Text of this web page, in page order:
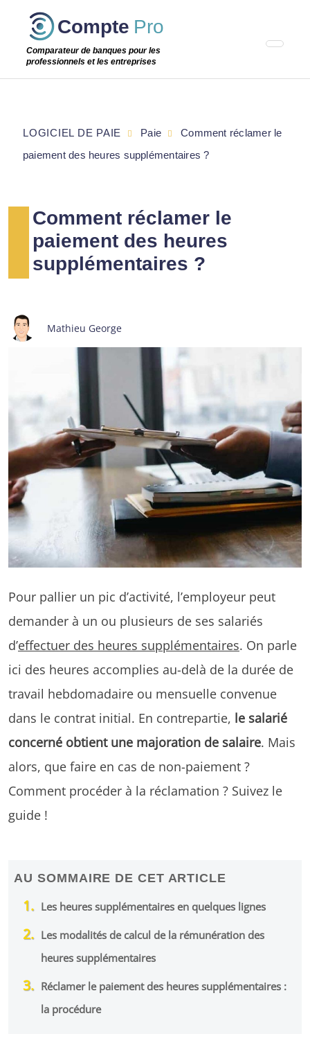
Passer
étape
Compte Pro
Comparateur de banques pour les
professionnels et les entreprises
Comment réclamer le
paiement des heures
supplémentaires ?
Mathieu George
Pour pallier un pic d’activité, l’employeur peut
demander à un ou plusieurs de ses salariés
d’effectuer des heures supplémentaires. On parle
ici des heures accomplies au-delà de la durée de
travail hebdomadaire ou mensuelle convenue
dans le contrat initial. En contrepartie, le salarié
concerné obtient une majoration de salaire. Mais
alors, que faire en cas de non-paiement ?
Comment procéder à la réclamation ? Suivez le
guide !
AU SOMMAIRE DE CET ARTICLE
Les heures supplémentaires en quelques lignes
Les modalités de calcul de la rémunération des
heures supplémentaires
Réclamer le paiement des heures supplémentaires :
la procédure
LOGICIEL DE PAIE Paie
Comment réclamer le
paiement des heures supplémentaires ?